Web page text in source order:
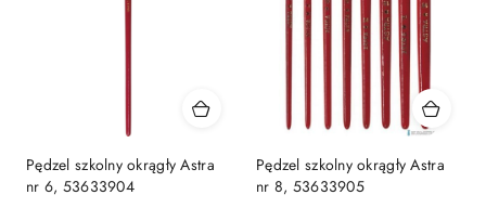
Pędzel szkolny okrągły Astra
nr 6, 53633904
Pędzel szkolny okrągły Astra
nr 8, 53633905